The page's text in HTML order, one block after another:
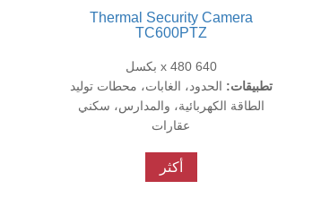
Thermal Security Camera
TC600PTZ
640 x 480 بكسل
تطبيقات: الحدود، الغابات، محطات توليد
الطاقة الكهربائية، والمدارس، سكني
عقارات
أكثر